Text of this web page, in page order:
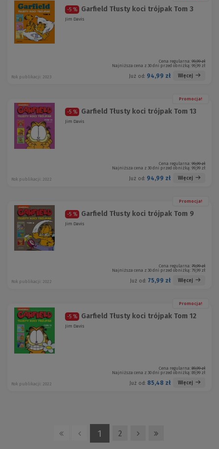
-5 % Garfield Tłusty koci trójpak Tom 3
Jim Davis
Cena regularna: 99,99 zł
Najniższa cena z 30 dni przed obniżką: 99,99 zł
Już od: 94,99 zł Więcej
Rok publikacji: 2023
Promocja!
-5 % Garfield Tłusty koci trójpak Tom 13
Jim Davis
Cena regularna: 99,99 zł
Najniższa cena z 30 dni przed obniżką: 99,99 zł
Już od: 94,99 zł Więcej
Rok publikacji: 2022
Promocja!
-5 % Garfield Tłusty koci trójpak Tom 9
Jim Davis
Cena regularna: 79,99 zł
Najniższa cena z 30 dni przed obniżką: 79,99 zł
Już od: 75,99 zł Więcej
Rok publikacji: 2022
Promocja!
-5 % Garfield Tłusty koci trójpak Tom 12
Jim Davis
Cena regularna: 89,99 zł
Najniższa cena z 30 dni przed obniżką: 89,99 zł
Już od: 85,48 zł Więcej
Rok publikacji: 2022
1 2